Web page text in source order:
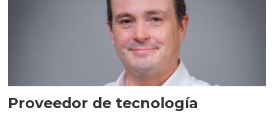
Proveedor de tecnología